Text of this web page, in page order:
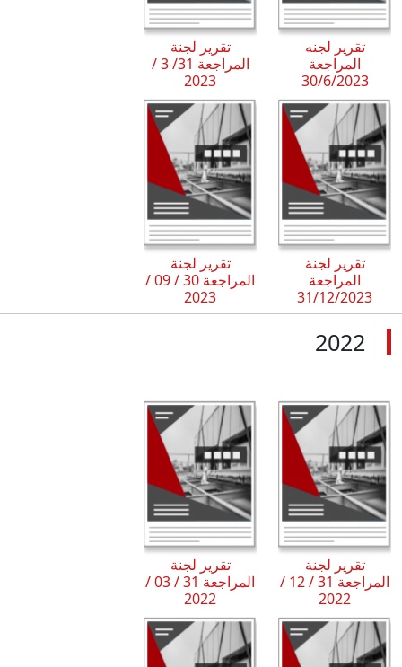
تقرير لجنه
المراجعة
30/6/2023
تقرير لجنة
المراجعة 31/ 3 /
2023
تقرير لجنة
المراجعة
31/12/2023
تقرير لجنة
المراجعة 30 / 09 /
2023
2022
تقرير لجنة
المراجعة 31 / 12 /
2022
تقرير لجنة
المراجعة 31 / 03 /
2022